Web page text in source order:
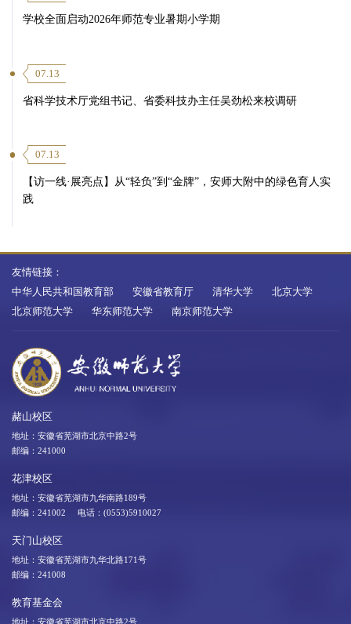
学校全面启动2026年师范专业暑期小学期
07.13
省科学技术厅党组书记、省委科技办主任吴劲松来校调研
07.13
【访一线·展亮点】从“轻负”到“金牌”，安师大附中的绿色育人实
践
友情链接：
中华人民共和国教育部
安徽省教育厅 清华大学
北京大学
北京师范大学
华东师范大学 南京师范大学
赭山校区
地址：安徽省芜湖市北京中路2号
邮编：241000
花津校区
地址：安徽省芜湖市九华南路189号
邮编：241002 电话：(0553)5910027
天门山校区
地址：安徽省芜湖市九华北路171号
邮编：241008
教育基金会
地址：安徽省芜湖市北京中路2号